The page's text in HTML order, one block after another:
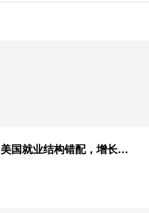
【每日研报20260806】美国就业结构错配，增长动能弱于预期